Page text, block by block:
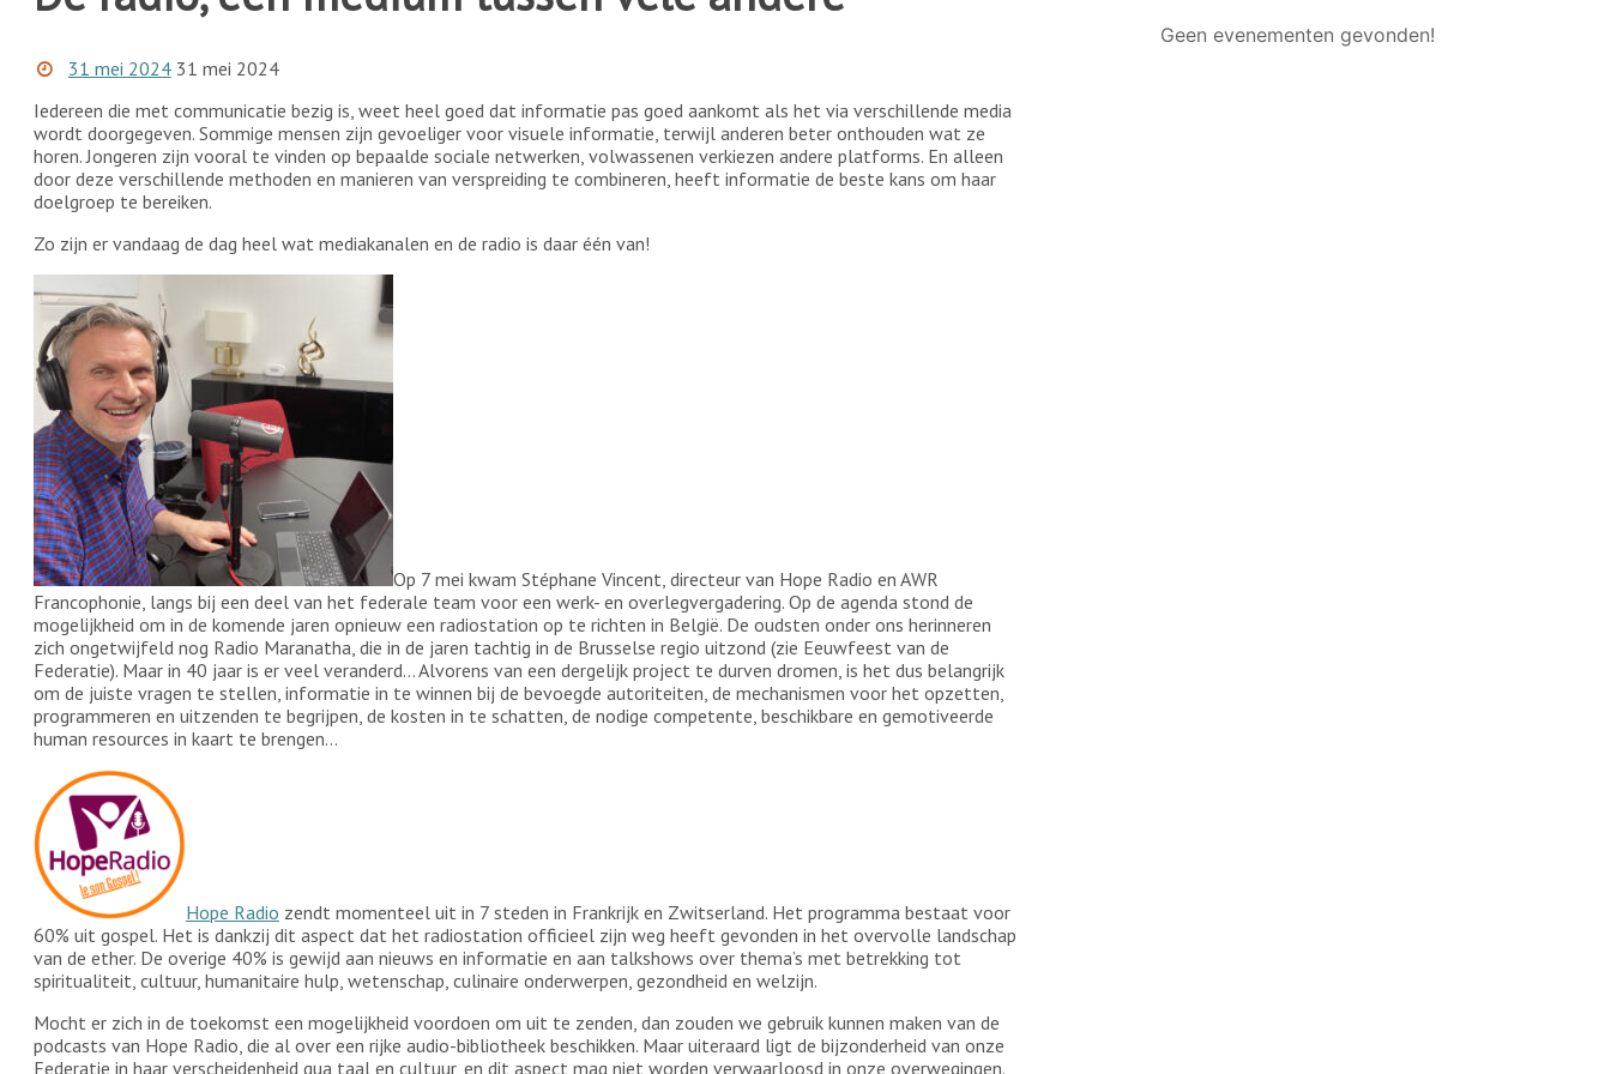
31 mei 2024 31 mei 2024
Iedereen die met communicatie bezig is, weet heel goed dat informatie pas goed aankomt als het via verschillende media
wordt doorgegeven. Sommige mensen zijn gevoeliger voor visuele informatie, terwijl anderen beter onthouden wat ze
horen. Jongeren zijn vooral te vinden op bepaalde sociale netwerken, volwassenen verkiezen andere platforms. En alleen
door deze verschillende methoden en manieren van verspreiding te combineren, heeft informatie de beste kans om haar
doelgroep te bereiken.
Zo zijn er vandaag de dag heel wat mediakanalen en de radio is daar één van!
Op 7 mei kwam Stéphane Vincent, directeur van Hope Radio en AWR
Francophonie, langs bij een deel van het federale team voor een werk- en overlegvergadering. Op de agenda stond de
mogelijkheid om in de komende jaren opnieuw een radiostation op te richten in België. De oudsten onder ons herinneren
zich ongetwijfeld nog Radio Maranatha, die in de jaren tachtig in de Brusselse regio uitzond (zie Eeuwfeest van de
Federatie). Maar in 40 jaar is er veel veranderd… Alvorens van een dergelijk project te durven dromen, is het dus belangrijk
om de juiste vragen te stellen, informatie in te winnen bij de bevoegde autoriteiten, de mechanismen voor het opzetten,
programmeren en uitzenden te begrijpen, de kosten in te schatten, de nodige competente, beschikbare en gemotiveerde
human resources in kaart te brengen…
Hope Radio zendt momenteel uit in 7 steden in Frankrijk en Zwitserland. Het programma bestaat voor
60% uit gospel. Het is dankzij dit aspect dat het radiostation officieel zijn weg heeft gevonden in het overvolle landschap
van de ether. De overige 40% is gewijd aan nieuws en informatie en aan talkshows over thema’s met betrekking tot
spiritualiteit, cultuur, humanitaire hulp, wetenschap, culinaire onderwerpen, gezondheid en welzijn.
Mocht er zich in de toekomst een mogelijkheid voordoen om uit te zenden, dan zouden we gebruik kunnen maken van de
podcasts van Hope Radio, die al over een rijke audio-bibliotheek beschikken. Maar uiteraard ligt de bijzonderheid van onze
Federatie in haar verscheidenheid qua taal en cultuur, en dit aspect mag niet worden verwaarloosd in onze overwegingen.
Geen evenementen gevonden!